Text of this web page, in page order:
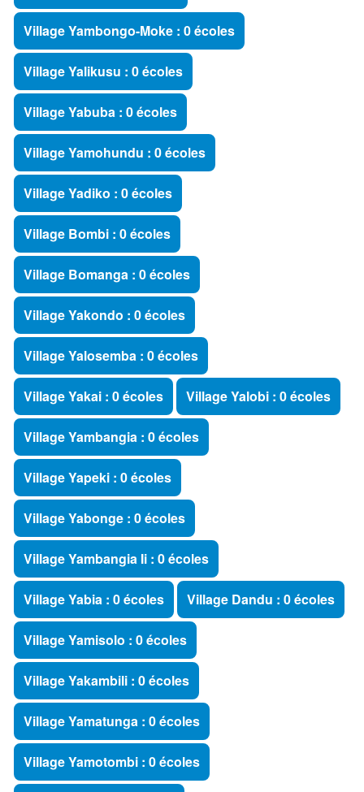
Village Yambongo-Moke : 0 écoles
Village Yalikusu : 0 écoles
Village Yabuba : 0 écoles
Village Yamohundu : 0 écoles
Village Yadiko : 0 écoles
Village Bombi : 0 écoles
Village Bomanga : 0 écoles
Village Yakondo : 0 écoles
Village Yalosemba : 0 écoles
Village Yakai : 0 écoles Village Yalobi : 0 écoles
Village Yambangia : 0 écoles
Village Yapeki : 0 écoles
Village Yabonge : 0 écoles
Village Yambangia Ii : 0 écoles
Village Yabia : 0 écoles Village Dandu : 0 écoles
Village Yamisolo : 0 écoles
Village Yakambili : 0 écoles
Village Yamatunga : 0 écoles
Village Yamotombi : 0 écoles